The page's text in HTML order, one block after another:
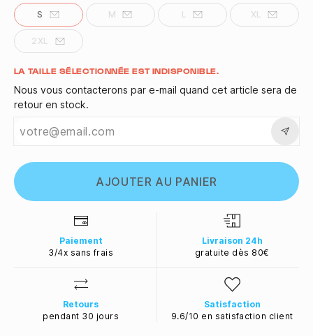
S M L XL
2XL
Quantité
LA TAILLE SÉLECTIONNÉE EST INDISPONIBLE.
Nous vous contacterons par e-mail quand cet article sera de
retour en stock.
AJOUTER AU PANIER
Paiement
3/4x sans frais
Livraison 24h
gratuite dès 80€
Retours
pendant 30 jours
Satisfaction
9.6/10 en satisfaction client